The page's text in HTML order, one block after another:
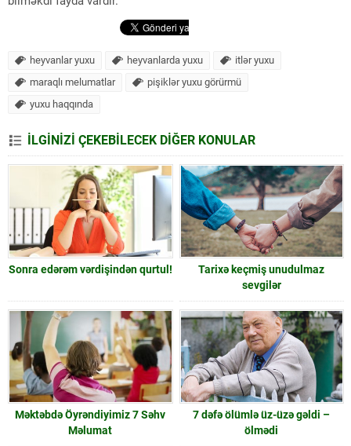
heyvanlar yuxu heyvanlarda yuxu
itlər yuxu
maraqlı melumatlar
pişiklər yuxu görürmü
yuxu haqqında
İLGİNİZİ ÇEKEBİLECEK DİĞER KONULAR
Sonra edərəm vərdişindən qurtul!
Tarixə keçmiş unudulmaz
sevgilər
Məktəbdə Öyrəndiyimiz 7 Səhv
Məlumat
7 dəfə ölümlə üz-üzə gəldi –
ölmədi